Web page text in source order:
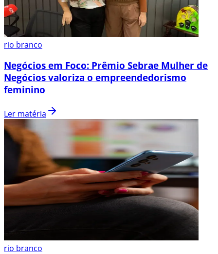
rio branco
Negócios em Foco: Prêmio Sebrae Mulher de
Negócios valoriza o empreendedorismo
feminino
Ler matéria
rio branco